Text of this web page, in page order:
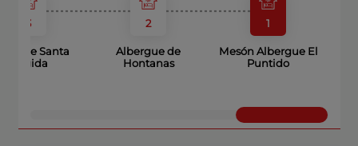
3
Santa
Brígida
2
Albergue de
Hontanas
1
Mesón Albergue El
Puntido